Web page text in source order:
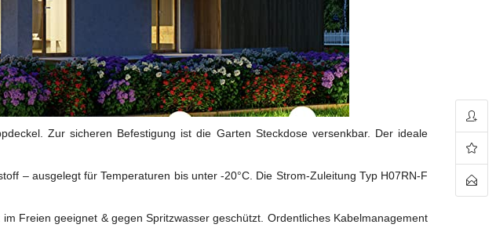
Zur sicheren Befestigung ist die Garten Steckdose versenkbar. Der ideale
– ausgelegt für Temperaturen bis unter -20°C. Die Strom-Zuleitung Typ H07RN-F
Freien geeignet & gegen Spritzwasser geschützt. Ordentliches Kabelmanagement